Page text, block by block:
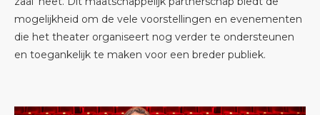
mogelijkheid om de vele voorstellingen en evenementen
die het theater organiseert nog verder te ondersteunen
en toegankelijk te maken voor een breder publiek.